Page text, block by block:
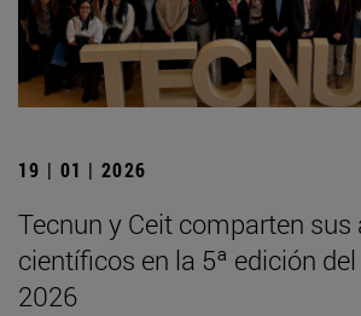
19 | 01 | 2026
Tecnun y Ceit comparten sus
científicos en la 5ª edición del
2026